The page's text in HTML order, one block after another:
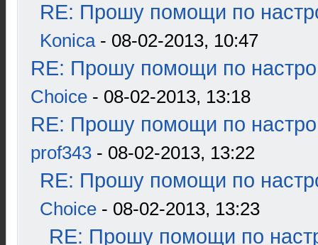
RE: Прошу помощи по
Konica- 08-02-2013, 10:47
RE: Прошу помощи по
Choice - 08-02-2013, 13:18
RE: Прошу помощи по
prof343 - 08-02-2013, 13:22
RE: Прошу помощи по
Choice - 08-02-2013, 13:23
RE: Прошу помощи по